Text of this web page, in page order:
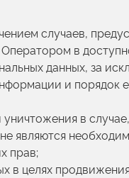
случаев,
в
данных, за
и порядок
в
являются
прав;
в целях